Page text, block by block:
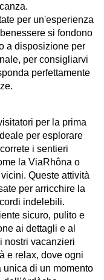
per un'esperienza
si fondono
a disposizione per
per consigliarvi
perfettamente
per la prima
per esplorare
i sentieri
la ViaRhôna o
Queste attività
per arricchire la
indelebili.
sicuro, pulito e
ai dettagli e al
nostri vacanzieri
e relax, dove ogni
di un momento